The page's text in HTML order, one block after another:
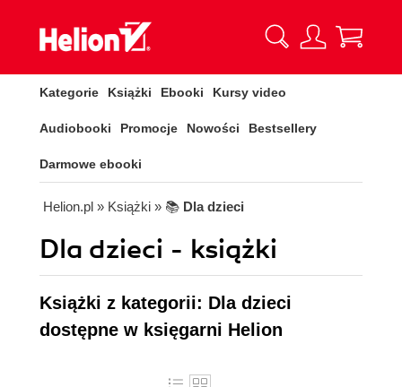
Kategorie Książki Ebooki Kursy video
Audiobooki Promocje Nowości Bestsellery
Darmowe ebooki
Helion.pl » Książki » 📚 Dla dzieci
Dla dzieci - książki
Książki z kategorii: Dla dzieci
dostępne w księgarni Helion